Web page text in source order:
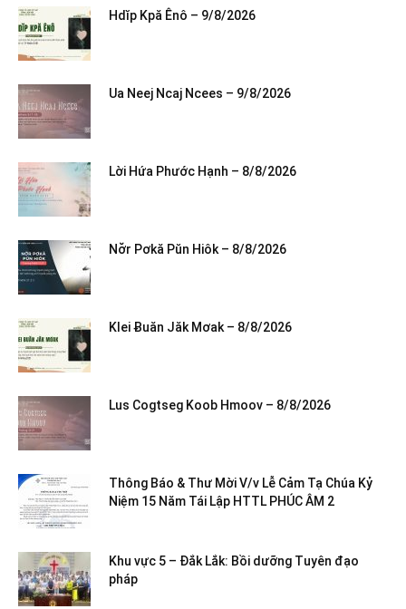
Hdĭp Kpă Ênô – 9/8/2026
Ua Neej Ncaj Ncees – 9/8/2026
Lời Hứa Phước Hạnh – 8/8/2026
Nơ̆r Pơkă Pŭn Hiôk – 8/8/2026
Klei Ƀuăn Jăk Mơak – 8/8/2026
Lus Cogtseg Koob Hmoov – 8/8/2026
Thông Báo & Thư Mời V/v Lễ Cảm Tạ Chúa Kỷ
Niệm 15 Năm Tái Lập HTTL PHÚC ÂM 2
Khu vực 5 – Đắk Lắk: Bồi dưỡng Tuyên đạo
pháp